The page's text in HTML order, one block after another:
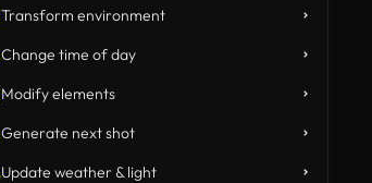
Transform environment
Change time of day
Modify elements
Generate next shot
Update weather & light